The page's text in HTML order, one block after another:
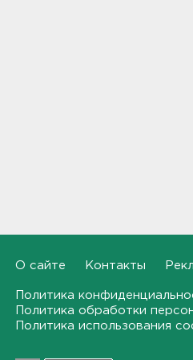
и Петербурге
для
О сайте Контакты
Политика
Политика обработки
Политика использования